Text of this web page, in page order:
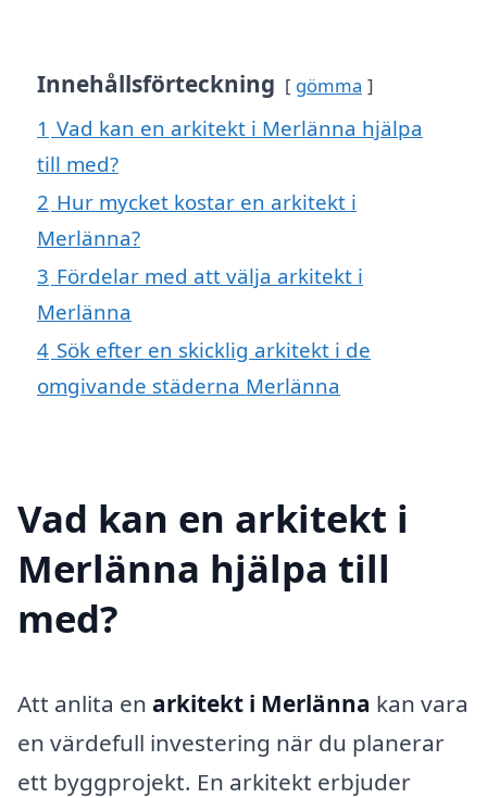
Innehållsförteckning gömma
1 Vad kan en arkitekt i Merlänna hjälpa
till med?
2 Hur mycket kostar en arkitekt i
Merlänna?
3 Fördelar med att välja arkitekt i
Merlänna
4 Sök efter en skicklig arkitekt i de
omgivande städerna Merlänna
Vad kan en arkitekt i
Merlänna hjälpa till
med?
Att anlita en arkitekt i Merlänna kan vara
en värdefull investering när du planerar
ett byggprojekt. En arkitekt erbjuder